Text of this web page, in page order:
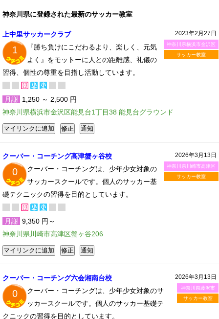
神奈川県に登録された最新のサッカー教室
2023年2月27日
神奈川県横浜市金沢区
サッカー教室
上中里サッカークラブ
1
『勝ち負けにこだわるより、楽しく、元気
よく』をモットーに人との距離感、礼儀の
習得、個性の尊重を目指し活動しています。
月謝 1,250 ～ 2,500 円
神奈川県横浜市金沢区能見台1丁目38 能見台グラウンド
2026年3月13日
神奈川県川崎市高津区
サッカー教室
クーバー・コーチング高津蟹ヶ谷校
0
クーバー・コーチングは、少年少女対象の
サッカースクールです。個人のサッカー基
礎テクニックの習得を目的としています。
月謝 9,350 円～
神奈川県川崎市高津区蟹ヶ谷206
2026年3月13日
神奈川県藤沢市
サッカー教室
クーバー・コーチング六会湘南台校
0
クーバー・コーチングは、少年少女対象のサ
ッカースクールです。個人のサッカー基礎テ
クニックの習得を目的としています。